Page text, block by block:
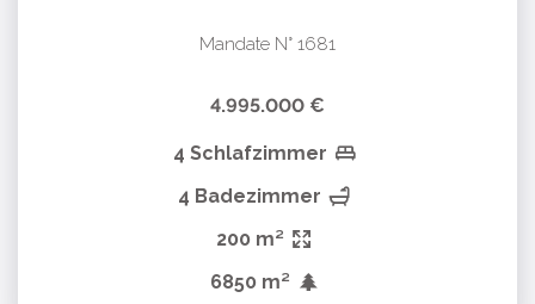
Mandate N° 1681
4.995.000 €
4 Schlafzimmer
4 Badezimmer
200 m²
6850 m²